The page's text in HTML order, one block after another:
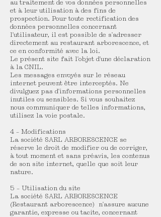
au traitement de vos données personnelles
et à leur utilisation à des fins de
prospection. Pour toute rectification des
données personnelles concernant
l'utilisateur, il est possible de s'adresser
directement au restaurant arborescence, et
ce en conformité avec la loi.
Le présent site fait l'objet d'une déclaration
à la CNIL.
Les messages envoyés sur le réseau
internet peuvent être interceptés. Ne
divulguez pas d'informations personnelles
inutiles ou sensibles. Si vous souhaitez
nous communiquer de telles informations,
utilisez la voie postale.
4 – Modifications
La société SARL ARBORESCENCE se
réserve le droit de modifier ou de corriger,
à tout moment et sans préavis, les contenus
de son site internet, quelle que soit leur
nature.
5 – Utilisation du site
La société SARL ARBORESCENCE
(Restaurant arborescence) n'assure aucune
garantie, expresse ou tacite, concernant